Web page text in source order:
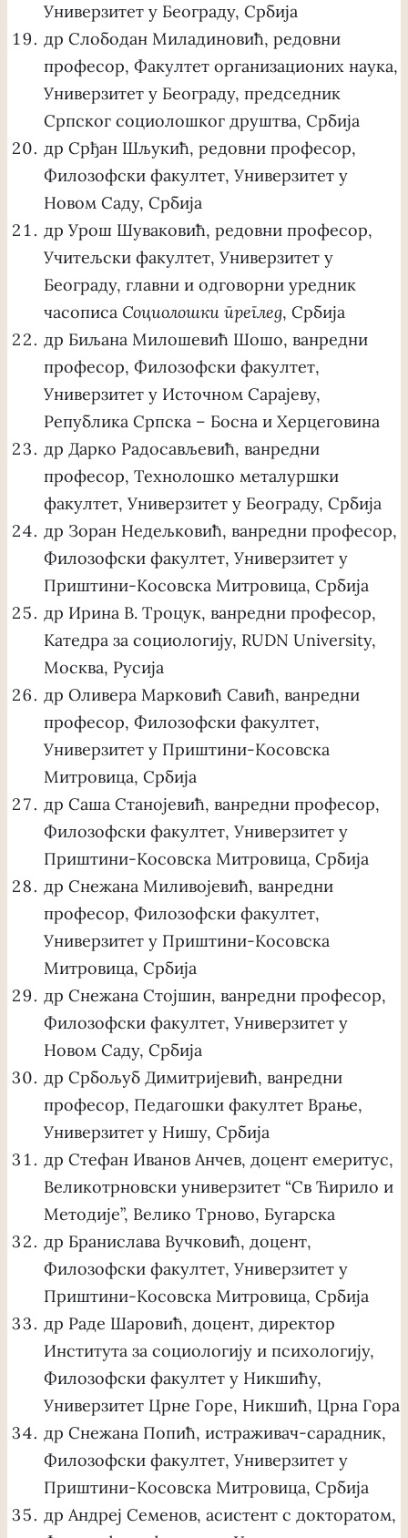
Универзитет у Београду, Србија
др Слободан Миладиновић, редовни
професор, Факултет организационих наука,
Универзитет у Београду, председник
Српског социолошког друштва, Србија
др Срђан Шљукић, редовни професор,
Филозофски факултет, Универзитет у
Новом Саду, Србија
др Урош Шуваковић, редовни професор,
Учитељски факултет, Универзитет у
Београду, главни и одговорни уредник
часописа Социолошки преглед, Србија
др Биљана Милошевић Шошо, ванредни
професор, Филозофски факултет,
Универзитет у Источном Сарајеву,
Република Српска – Босна и Херцеговина
др Дарко Радосављевић, ванредни
професор, Технолошко металуршки
факултет, Универзитет у Београду, Србија
др Зоран Недељковић, ванредни професор,
Филозофски факултет, Универзитет у
Приштини-Косовска Митровица, Србија
др Ирина В. Троцук, ванредни професор,
Катедра за социологију, RUDN University,
Москва, Русија
др Оливера Марковић Савић, ванредни
професор, Филозофски факултет,
Универзитет у Приштини-Косовска
Митровица, Србија
др Саша Станојевић, ванредни професор,
Филозофски факултет, Универзитет у
Приштини-Косовска Митровица, Србија
др Снежана Миливојевић, ванредни
професор, Филозофски факултет,
Универзитет у Приштини-Косовска
Митровица, Србија
др Снежана Стојшин, ванредни професор,
Филозофски факултет, Универзитет у
Новом Саду, Србија
др Србољуб Димитријевић, ванредни
професор, Педагошки факултет Врање,
Универзитет у Нишу, Србија
др Стефан Иванов Анчев, доцент емеритус,
Великотрновски универзитет “Св Ћирило и
Методије”, Велико Трново, Бугарска
др Бранислава Вучковић, доцент,
Филозофски факултет, Универзитет у
Приштини-Косовска Митровица, Србија
др Раде Шаровић, доцент, директор
Института за социологију и психологију,
Филозофски факултет у Никшићу,
Универзитет Црне Горе, Никшић, Црна Гора
др Снежана Попић, истраживач-сарадник,
Филозофски факултет, Универзитет у
Приштини-Косовска Митровица, Србија
др Андреј Семенов, асистент с докторатом,